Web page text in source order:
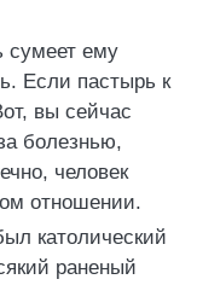
сумеет ему
Если пастырь к
вы сейчас
болезнью,
человек
отношении.
католический
раненый